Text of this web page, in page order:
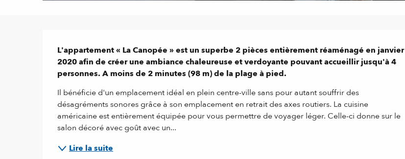
L'appartement « La Canopée » est un superbe 2 pièces entièrement réaménagé en janvier
2020 afin de créer une ambiance chaleureuse et verdoyante pouvant accueillir jusqu'à 4
personnes. A moins de 2 minutes (98 m) de la plage à pied.
Il bénéficie d'un emplacement idéal en plein centre-ville sans pour autant souffrir des
désagréments sonores grâce à son emplacement en retrait des axes routiers. La cuisine
américaine est entièrement équipée pour vous permettre de voyager léger. Celle-ci donne sur le
salon décoré avec goût avec un...
Lire la suite